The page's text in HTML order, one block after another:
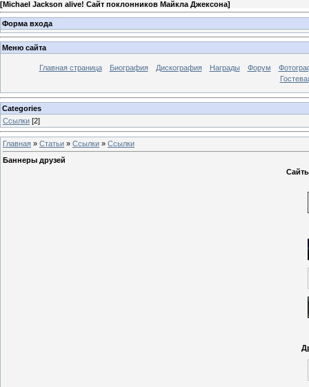
[Michael Jackson alive! Сайт поклонников Майкла Джексона]
Форма входа
Меню сайта
Главная страница Биография Дискография Награды Форум
Categories
Ссылки [2]
Главная » Статьи » Ссылки » Ссылки
Баннеры друзей